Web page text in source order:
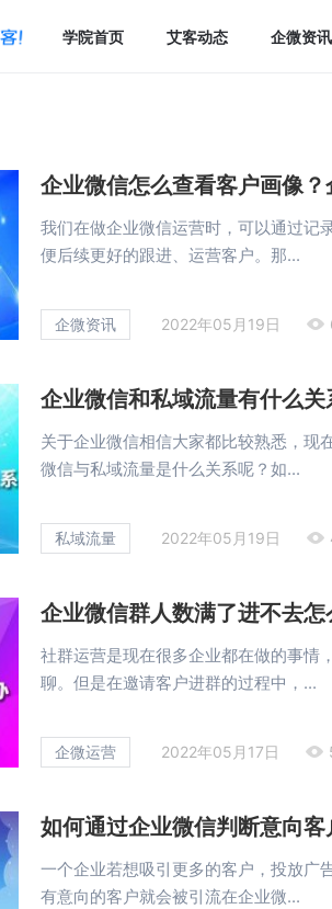
学院首页 艾客动态 企微资讯
企业微信怎么查看客户画像
我们在做企业微信运营时，可以通过记
便后续更好的跟进、运营客户。那...
企微资讯 2022年05月19日
企业微信和私域流量有什么
关于企业微信相信大家都比较熟悉，现
微信与私域流量是什么关系呢？如...
私域流量 2022年05月19日
企业微信群人数满了进不去怎
社群运营是现在很多企业都在做的事情
聊。但是在邀请客户进群的过程中，...
企微运营 2022年05月17日
如何通过企业微信判断意向
一个企业若想吸引更多的客户，投放广
有意向的客户就会被引流在企业微...